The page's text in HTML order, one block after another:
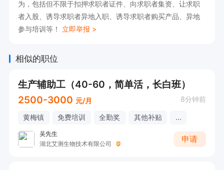
为，包括但不限于扣押求职者证件、向求职者集资、让求职
者入股、诱导求职者异地入职、诱导求职者购买产品、异地
参与培训等！ 立即举报 >
相似的职位
生产辅助工（40-60，简单活，长白班）
2500-3000 元/月 8分钟前
黄梅镇 免费培训 全勤奖 其他补贴 ...
吴先生
湖北艾测生物技术有限公司
申请